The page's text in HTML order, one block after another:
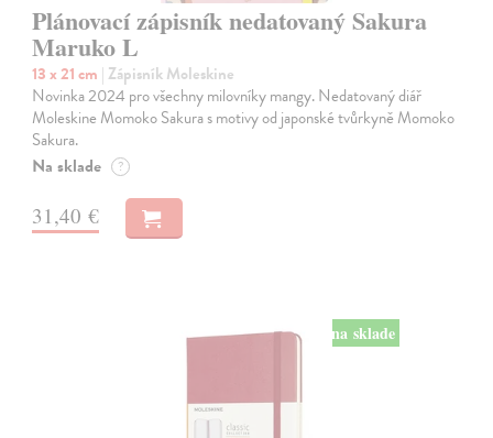
Plánovací zápisník nedatovaný Sakura
Maruko L
13 x 21 cm | Zápisník Moleskine
Novinka 2024 pro všechny milovníky mangy. Nedatovaný diář
Moleskine Momoko Sakura s motivy od japonské tvůrkyně Momoko
Sakura.
Na sklade ?
31,40 €
na sklade